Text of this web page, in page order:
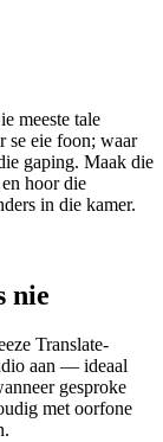
meeste tale
se eie foon; waar
gaping. Maak die
hoor die
in die kamer.
nie
Translate-
aan — ideaal
gesproke
met oorfone